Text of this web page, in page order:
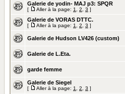
Galerie de yodin- MAJ p3: SPQR
[ Aller à la page: 1 2 3 ]
Galerie de VORAS DTTC.
[ Aller à la page: 1 2 3 ]
Galerie de Hudson LV426 (custom)
Galerie de L.Eta.
garde femme
Galerie de Siegel
[ Aller à la page: 1 2 3 ]